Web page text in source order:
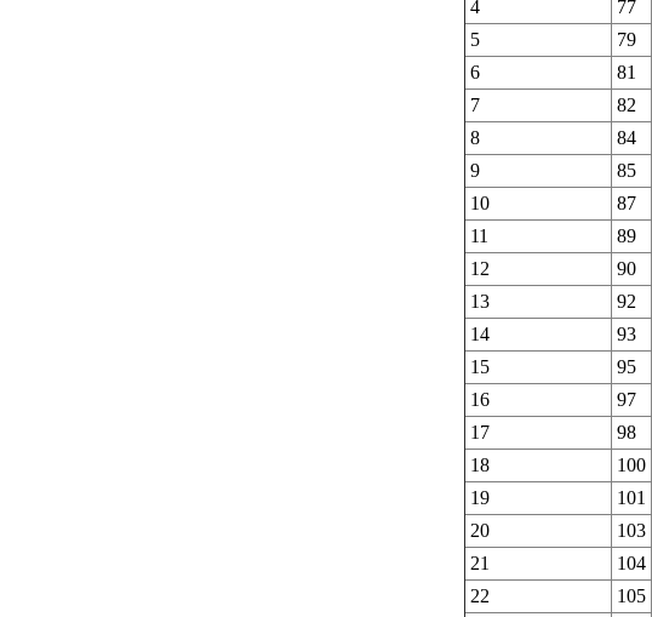
4
77
5
79
6
81
7
82
8
84
9
85
10
87
11
89
12
90
13
92
14
93
15
95
16
97
17
98
18
100
19
101
20
103
21
104
22
105